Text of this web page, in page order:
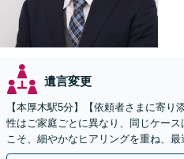
遺言変更
【本厚木駅5分】【依頼者さまに寄
性はご家庭ごとに異なり、同じケー
こそ、細やかなヒアリングを重ね、最
確にお示しします。ぜひ一度当事務